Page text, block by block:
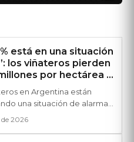
está en una situación
los viñateros pierden
por hectárea y
podrían abandonar
en Argentina están
una situación de alarma
significativas pérdidas
de 2026